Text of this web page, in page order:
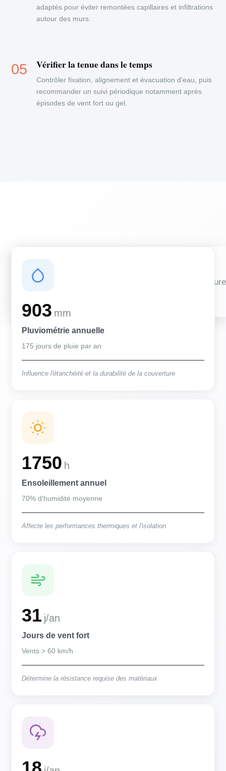
adaptés pour éviter remontées capillaires et infiltrations
autour des murs.
Vérifier la tenue dans le temps
Contrôler fixation, alignement et évacuation d'eau, puis
recommander un suivi périodique notamment après
épisodes de vent fort ou gel.
Des conditions qui influencent vos travaux de couverture
903 mm
Pluviométrie annuelle
175 jours de pluie par an
Influence l'étanchéité et la durabilité de la couverture
1750 h
Ensoleillement annuel
70% d'humidité moyenne
Affecte les performances thermiques et l'isolation
31 j/an
Jours de vent fort
Vents > 60 km/h
Détermine la résistance requise des matériaux